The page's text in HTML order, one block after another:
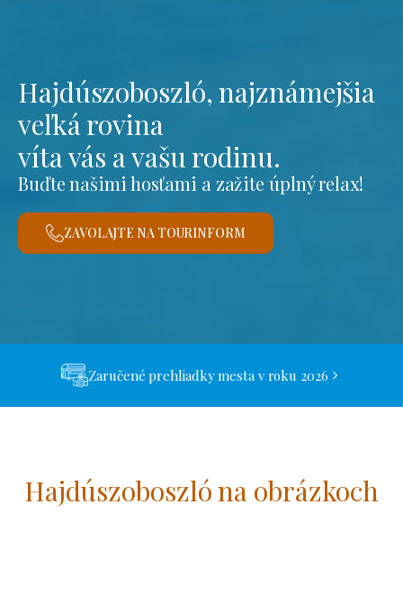
Hajdúszoboszló, najznámejšia
veľká rovina
víta vás a vašu rodinu.
Buďte našimi hosťami a zažite úplný relax!
ZAVOLAJTE NA TOURINFORM
Zaručené prehliadky mesta v roku 2026
Hajdúszoboszló na obrázkoch